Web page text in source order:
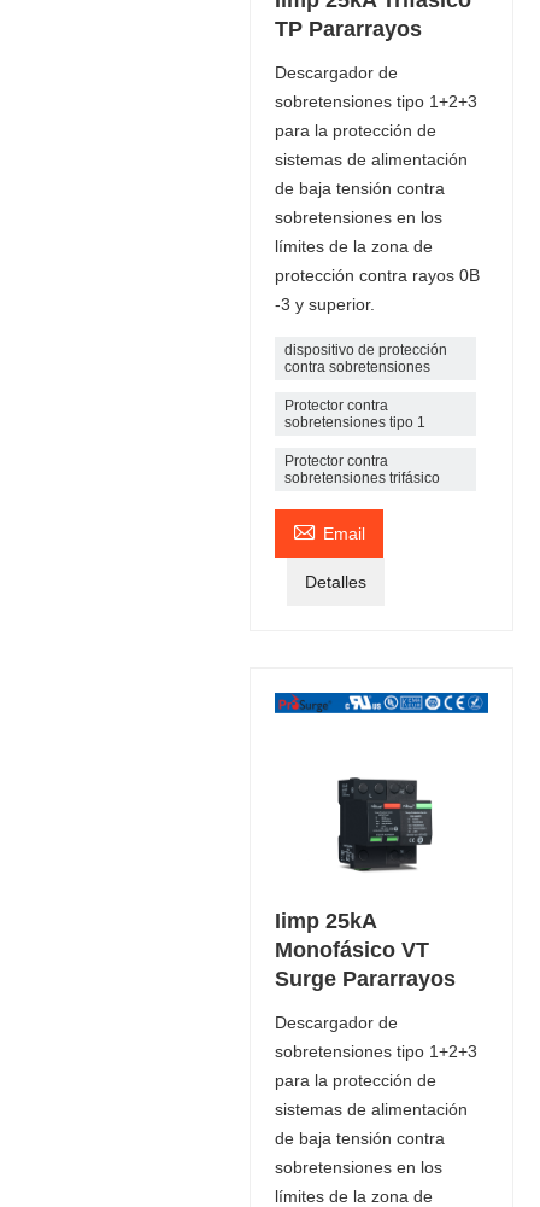
TP Pararrayos
Descargador de
sobretensiones tipo 1+2+3
para la protección de
sistemas de alimentación
de baja tensión contra
sobretensiones en los
límites de la zona de
protección contra rayos 0B
-3 y superior.
dispositivo de protección
contra sobretensiones
Protector contra
sobretensiones tipo 1
Protector contra
sobretensiones trifásico
 Email
Detalles
Iimp 25kA
Monofásico VT
Surge Pararrayos
Descargador de
sobretensiones tipo 1+2+3
para la protección de
sistemas de alimentación
de baja tensión contra
sobretensiones en los
límites de la zona de